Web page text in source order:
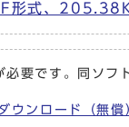
形式、
です。同ソフ
ンロード（無償